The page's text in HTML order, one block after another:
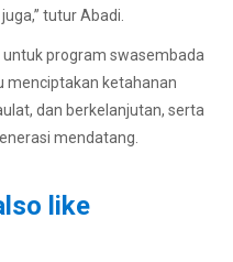
tutur Abadi.
program swasembada
menciptakan ketahanan
dan berkelanjutan, serta
mendatang.
like